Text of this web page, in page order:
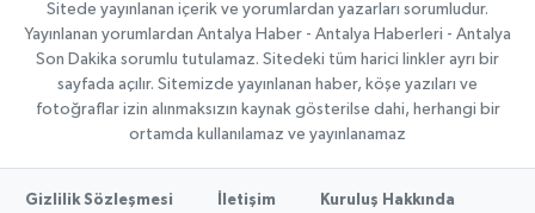
Sitede yayınlanan içerik ve yorumlardan yazarları sorumludur.
Yayınlanan yorumlardan Antalya Haber - Antalya Haberleri - Antalya
Son Dakika sorumlu tutulamaz. Sitedeki tüm harici linkler ayrı bir
sayfada açılır. Sitemizde yayınlanan haber, köşe yazıları ve
fotoğraflar izin alınmaksızın kaynak gösterilse dahi, herhangi bir
ortamda kullanılamaz ve yayınlanamaz
Gizlilik Sözleşmesi İletişim Kuruluş Hakkında